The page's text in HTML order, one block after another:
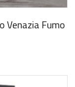
Venazia Fumo